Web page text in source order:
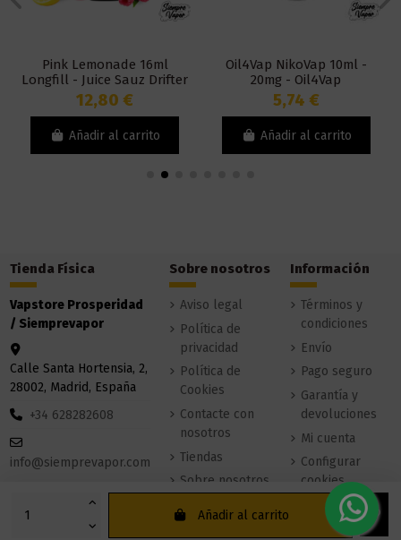
Añadir al carrito
Pink Lemonade 16ml
Longfill - Juice Sauz Drifter
Bar
12,80 €
Añadir al carrito
Oil4Vap NikoVap 10ml -
20mg - Oil4Vap
5,74 €
Añadir al carrito
Tienda Física
Vapstore Prosperidad
/ Siemprevapor
Calle Santa Hortensia, 2,
28002, Madrid, España
+34 628282608
info@siemprevapor.com
Sobre nosotros
Aviso legal
Política de
privacidad
Política de
Cookies
Contacte con
nosotros
Tiendas
Sobre nosotros
Información
Términos y
condiciones
Envío
Pago seguro
Garantía y
devoluciones
Mi cuenta
Configurar
cookies